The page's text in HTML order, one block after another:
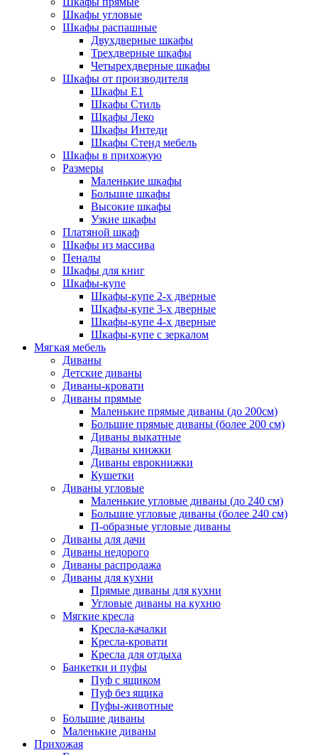
Шкафы угловые
Шкафы распашные
Двухдверные шкафы
Трехдверные шкафы
Четырехдверные шкафы
Шкафы от производителя
Шкафы E1
Шкафы Стиль
Шкафы Леко
Шкафы Интеди
Шкафы Стенд мебель
Шкафы в прихожую
Размеры
Маленькие шкафы
Большие шкафы
Высокие шкафы
Узкие шкафы
Платяной шкаф
Шкафы из массива
Пеналы
Шкафы для книг
Шкафы-купе
Шкафы-купе 2-х дверные
Шкафы-купе 3-х дверные
Шкафы-купе 4-х дверные
Шкафы-купе с зеркалом
Мягкая мебель
Диваны
Детские диваны
Диваны-кровати
Диваны прямые
Маленькие прямые диваны (до 200см)
Большие прямые диваны (более 200 см)
Диваны выкатные
Диваны книжки
Диваны еврокнижки
Кушетки
Диваны угловые
Маленькие угловые диваны (до 240 см)
Большие угловые диваны (более 240 см)
П-образные угловые диваны
Диваны для дачи
Диваны недорого
Диваны распродажа
Диваны для кухни
Прямые диваны для кухни
Угловые диваны на кухню
Мягкие кресла
Кресла-качалки
Кресла-кровати
Кресла для отдыха
Банкетки и пуфы
Пуф с ящиком
Пуф без ящика
Пуфы-животные
Большие диваны
Маленькие диваны
Прихожая